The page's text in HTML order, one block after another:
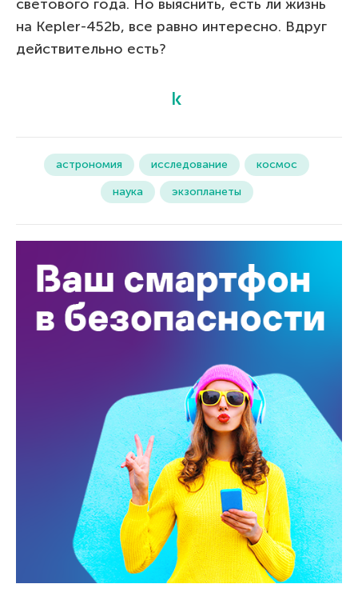
светового года. Но выяснить, есть ли жизнь
на Kepler-452b, все равно интересно. Вдруг
действительно есть?
астрономия исследование
космос
наука
экзопланеты